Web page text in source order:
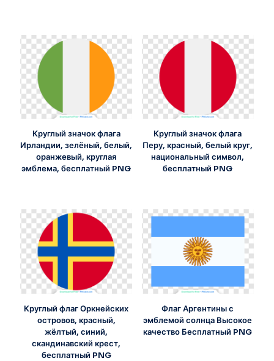
Круглый значок флага
Ирландии, зелёный, белый,
оранжевый, круглая
эмблема, бесплатный PNG
Круглый значок флага
Перу, красный, белый круг,
национальный символ,
бесплатный PNG
Круглый флаг Оркнейских
островов, красный,
жёлтый, синий,
скандинавский крест,
бесплатный PNG
Флаг Аргентины с
эмблемой солнца Высокое
качество Бесплатный PNG